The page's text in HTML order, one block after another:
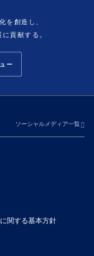
を創造し、
貢献する。
ー
ソーシャルメディア一覧
関する基本方針